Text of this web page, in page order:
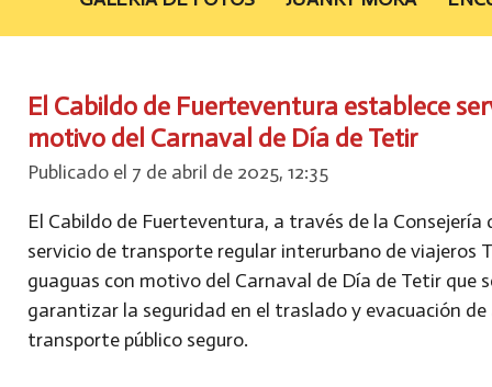
El Cabildo de Fuerteventura establece
motivo del Carnaval de Día de Tetir
Publicado el 7 de abril de 2025, 12:35
El Cabildo de Fuerteventura, a través de la
servicio de transporte regular interurbano de viajeros
guaguas con motivo del Carnaval de Día de Tetir que
garantizar la seguridad en el traslado y evacuación
transporte público seguro.